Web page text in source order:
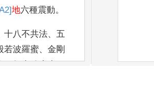
地六種震動。
十八不共法、 五
若波羅蜜、 金剛
日如來放大光